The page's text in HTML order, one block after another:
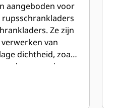
aangeboden voor
Ze zijn
van
dichtheid, zoals
droge aarde,